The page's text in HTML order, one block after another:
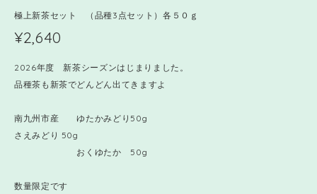
極上新茶セット （品種3点セット）各５０ｇ
¥2,640
2026年度 新茶シーズンはじまりました。
品種茶も新茶でどんどん出てきますよ
南九州市産 ゆたかみどり50g
さえみどり 50g
おくゆたか 50g
数量限定です